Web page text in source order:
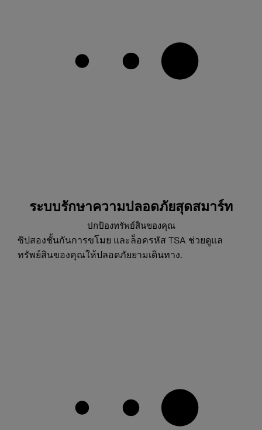
ระบบรักษาความปลอดภัยสุดสมาร์ท
ปกป้องทรัพย์สินของคุณ
ซิปสองชั้นกันการขโมย และล็อครหัส TSA ช่วยดูแล
ทรัพย์สินของคุณให้ปลอดภัยยามเดินทาง.